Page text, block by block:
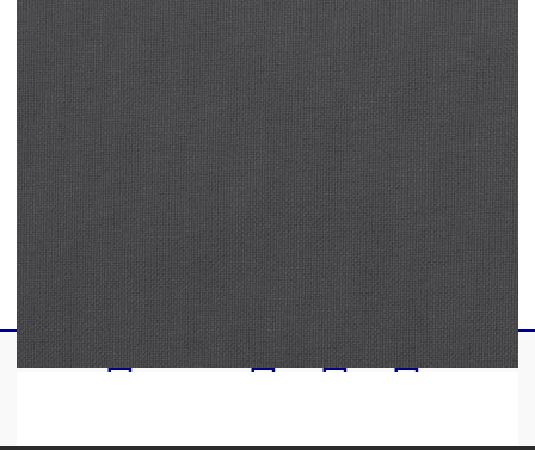
1 x Табуретка
3 x Възглавници за облягане
3 x Възглавници за седалката
Максимално 110 кг на седалка. Съобразете се с
риска от открит огън и други източници на
силна топлина в близост до продукта.